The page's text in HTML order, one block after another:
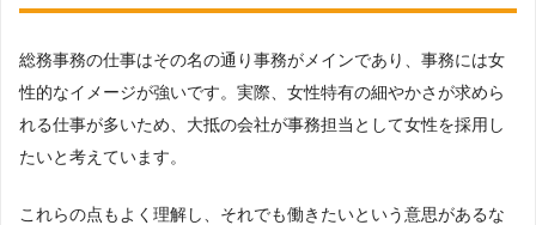
総務事務の仕事はその名の通り事務がメインであり、事務には女
性的なイメージが強いです。実際、女性特有の細やかさが求めら
れる仕事が多いため、大抵の会社が事務担当として女性を採用し
たいと考えています。
これらの点もよく理解し、それでも働きたいという意思があるな